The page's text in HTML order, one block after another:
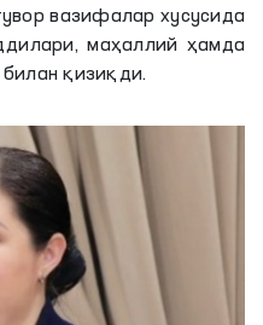
вазифалар хусусида
маҳаллий ҳамда
қизиқди.